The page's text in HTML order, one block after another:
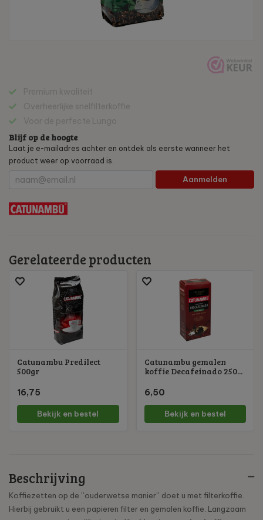
Blijf op de hoogte
Laat je e-mailadres achter en ontdek als eerste wanneer het
product weer op voorraad is.
Aanmelden
Beschrijving
Koffiezetten op de ”ouderwetse manier” doet u met filterkoffie.
Hierbij gebruikt u een papieren filter en gemalen koffie. Langzaam
Gerelateerde producten
Catunambu Predilect
500gr
16,75
Bekijk en bestel
Catunambu gemalen
koffie Decafeinado 250...
6,50
Bekijk en bestel